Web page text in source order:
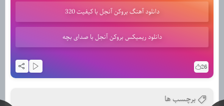
دانلود آهنگ بروکن آنجل با کیفیت 320
دانلود ریمیکس بروکن آنجل با صدای بچه
26
برچسب ها